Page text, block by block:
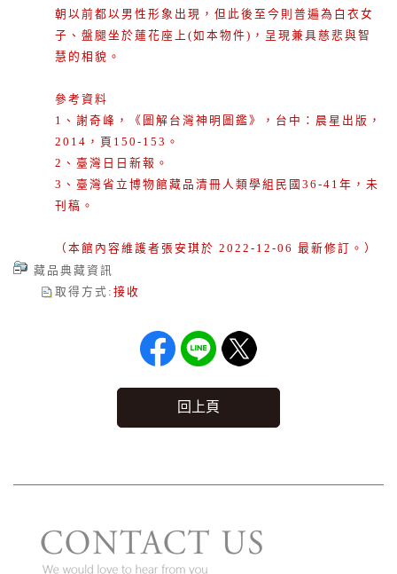
朝以前都以男性形象出現，但此後至今則普遍為白衣女
子、盤腿坐於蓮花座上(如本物件)，呈現兼具慈悲與智
慧的相貌。
參考資料
1、謝奇峰，《圖解台灣神明圖鑑》，台中：晨星出版，
2014，頁150-153。
2、臺灣日日新報。
3、臺灣省立博物館藏品清冊人類學組民國36-41年，未
刊稿。
（本館內容維護者張安琪於 2022-12-06 最新修訂。）
藏品典藏資訊
取得方式 : 接收
回上頁